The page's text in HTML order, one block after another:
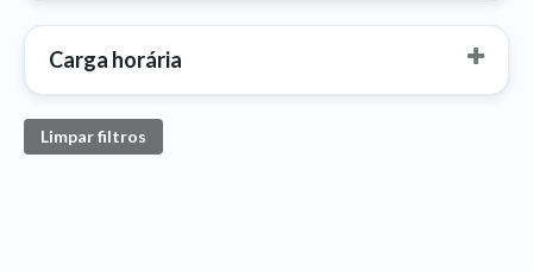
Carga horária
Limpar filtros